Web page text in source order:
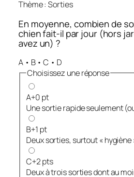
Thème : Sorties
En moyenne, combien de
chien fait-il par jour (hors
avez un) ?
A • B • C • D
Choisissez une réponse
A+0 pt
Une sortie rapide seulement
B+1 pt
Deux sorties, surtout «
C+2 pts
Deux à trois sorties dont au